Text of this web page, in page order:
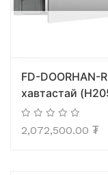
FD-DOORHAN-
хавтастай
2,072,500.00 ₮